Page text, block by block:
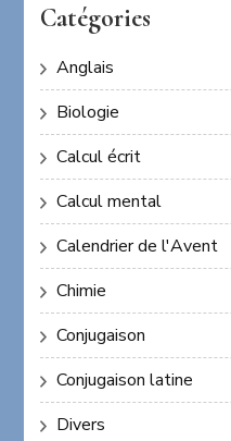
Catégories
Anglais
Biologie
Calcul écrit
Calcul mental
Calendrier de l'Avent
Chimie
Conjugaison
Conjugaison latine
Divers